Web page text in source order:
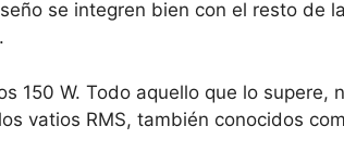
se integren bien con el resto de
150 W. Todo aquello que lo
vatios RMS, también conocidos